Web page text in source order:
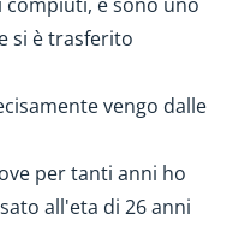
si è trasferito
vengo dalle
per tanti anni ho
all'eta di 26 anni